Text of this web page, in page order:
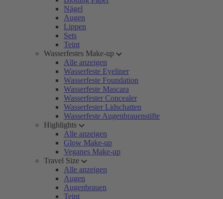
Nägel
Augen
Lippen
Sets
Teint
Wasserfestes Make-up
Alle anzeigen
Wasserfeste Eyeliner
Wasserfeste Foundation
Wasserfeste Mascara
Wasserfester Concealer
Wasserfester Lidschatten
Wasserfeste Augenbrauenstifte
Highlights
Alle anzeigen
Glow Make-up
Veganes Make-up
Travel Size
Alle anzeigen
Augen
Augenbrauen
Teint